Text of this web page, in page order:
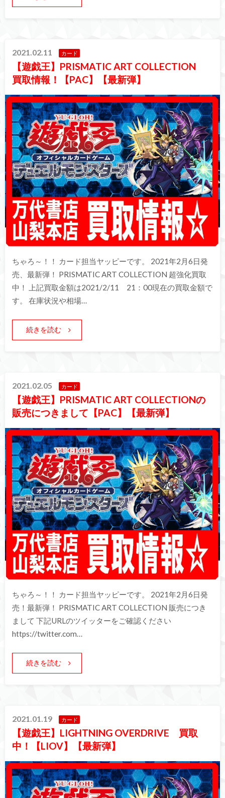
2021.02.11 カード
【遊戯王】PRISMATIC ART COLLECTION
買取情報！【PAC】【最新弾】
ちゃろ～！！ カード担当ヤッピーです。 2021年2月6日発
売、最新弾！ PRISMATIC ART COLLECTION 超強化買取
中！ 上記買取金額は2021/2/11 21：00現在の買取金額で
す。 在庫状況や相場…
続きを読む
2021.02.05 カード
【遊戯王】PRISMATIC ART COLLECTIONの
販売につきまして【PAC】【最新弾】
ちゃろ～！！ カード担当ヤッピーです。 2021年2月6日発
売！最新弾！ PRISMATIC ART COLLECTION 販売につき
まして 下記URLのツイッターをご確認ください
https://twitter.com…
続きを読む
2021.01.19 カード
【遊戯王】LIGHTNING OVERDRIVE 買取
中！【LIOV】【最新弾】